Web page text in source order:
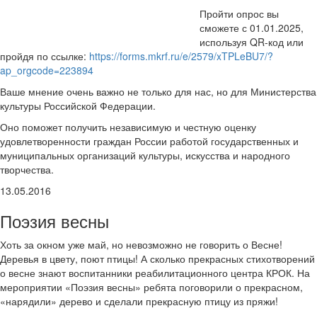
Пройти опрос вы
сможете с 01.01.2025,
используя QR-код или
пройдя по ссылке: https://forms.mkrf.ru/e/2579/xTPLeBU7/?
ap_orgcode=223894
Ваше мнение очень важно не только для нас, но для Министерства
культуры Российской Федерации.
Оно поможет получить независимую и честную оценку
удовлетворенности граждан России работой государственных и
муниципальных организаций культуры, искусства и народного
творчества.
13.05.2016
Поэзия весны
Хоть за окном уже май, но невозможно не говорить о Весне!
Деревья в цвету, поют птицы! А сколько прекрасных стихотворений
о весне знают воспитанники реабилитационного центра КРОК. На
мероприятии «Поэзия весны» ребята поговорили о прекрасном,
«нарядили» дерево и сделали прекрасную птицу из пряжи!